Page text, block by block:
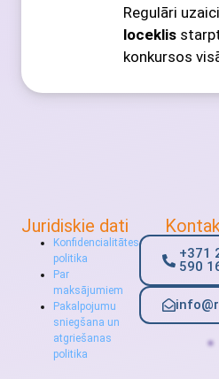
Regulāri
loceklis
konkursos
Juridiskie dati
Konfidencialitātes
politika
Par
maksājumiem
Pakalpojumu
sniegšana un
atgriešanas
politika
+371
590